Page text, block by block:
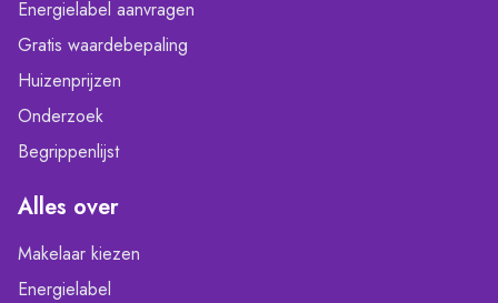
Energielabel aanvragen
Gratis waardebepaling
Huizenprijzen
Onderzoek
Begrippenlijst
Alles over
Makelaar kiezen
Energielabel